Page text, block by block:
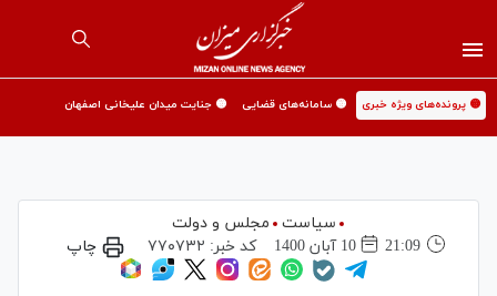
🟡 پرونده‌های ویژه خبری 🟡 سامانه‌های قضایی 🟡 جنایت میدان علیخانی اصفهان
سیاست
مجلس و دولت
21:09
10 آبان 1400 کد خبر: ۷۷۰۷۳۲ چاپ